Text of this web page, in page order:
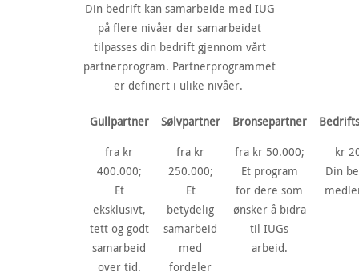
Din bedrift kan samarbeide med IUG
på flere nivåer der samarbeidet
tilpasses din bedrift gjennom vårt
partnerprogram. Partnerprogrammet
er definert i ulike nivåer.
Gullpartner Sølvpartner Bronsepartner
fra kr
400.000;
Et
eksklusivt,
tett og godt
samarbeid
over tid.
fra kr
250.000;
Et
betydelig
samarbeid
med
fordeler
fra kr 50.000;
Et program
for dere som
ønsker å bidra
til IUGs
arbeid.
kr
Din